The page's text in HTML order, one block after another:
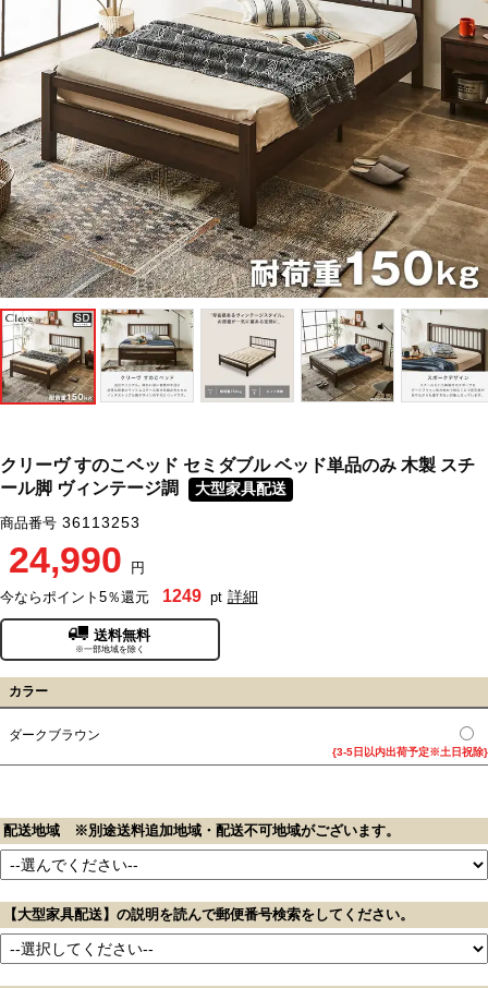
クリーヴ すのこベッド セミダブル ベッド単品のみ 木製 スチ
ール脚 ヴィンテージ調
大型家具配送
商品番号 36113253
24,990
円
今ならポイント5％還元
1249 pt 詳細
送料無料
※一部地域を除く
カラー
ダークブラウン
{3-5日以内出荷予定※土日祝除}
配送地域 ※別途送料追加地域・配送不可地域がございます。
【大型家具配送】の説明を読んで郵便番号検索をしてください。